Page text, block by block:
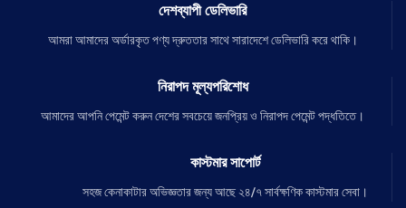
দেশব্যাপী ডেলিভারি
আমরা আমাদের অর্ডারকৃত পণ্য দ্রুততার সাথে সারাদেশে ডেলিভারি করে থাকি।
নিরাপদ মূল্যপরিশোধ
আমাদের আপনি পেমেন্ট করুন দেশের সবচেয়ে জনপ্রিয় ও নিরাপদ পেমেন্ট পদ্ধতিতে।
কাস্টমার সাপোর্ট
সহজ কেনাকাটার অভিজ্ঞতার জন্য আছে ২৪/৭ সার্বক্ষণিক কাস্টমার সেবা।